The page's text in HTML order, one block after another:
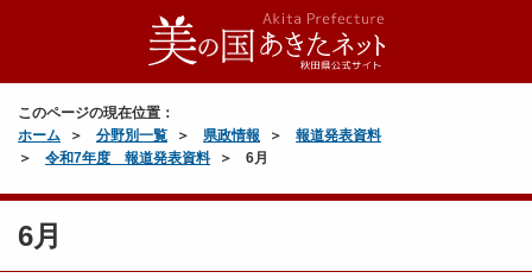
このページの現在位置：
ホーム
分野別一覧 県政情報
報道発表資料
令和7年度 報道発表資料
6月
6月